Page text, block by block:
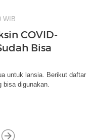
WIB
COVID-
Bisa
untuk lansia. Berikut daftar
bisa digunakan.